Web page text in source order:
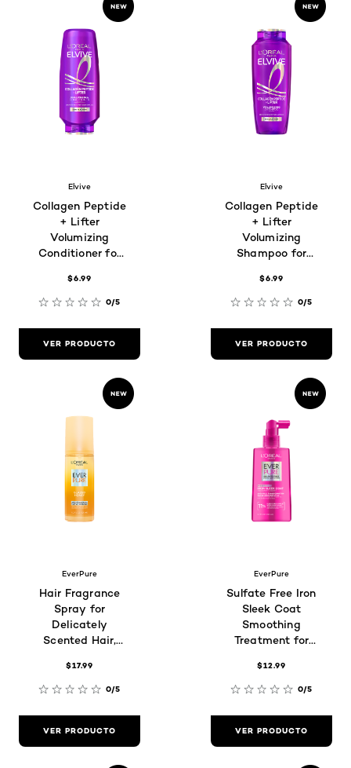
Elvive
Collagen Peptide
+ Lifter
Volumizing
Conditioner for
$6.99
0/5
VER PRODUCTO
Elvive
Collagen Peptide
+ Lifter
Volumizing
Shampoo for
$6.99
0/5
VER PRODUCTO
EverPure
Hair Fragrance
Spray for
Delicately
Scented Hair,
$17.99
0/5
VER PRODUCTO
EverPure
Sulfate Free Iron
Sleek Coat
Smoothing
Treatment for
$12.99
0/5
VER PRODUCTO